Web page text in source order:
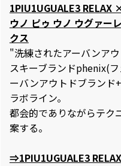
1PIU1UGUALE3
ウノ ピゥ ウノ ウグァー
クス
"洗練されたアーバンア
スキーブランドphenix(
ーバンアウトドブラン
ラボライン。
都会的でありながらテク
案する。
⇒1PIU1UGUALE3